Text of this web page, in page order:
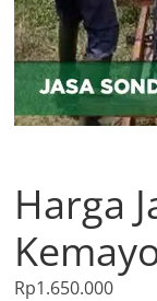
Harga
Rp1.650.000